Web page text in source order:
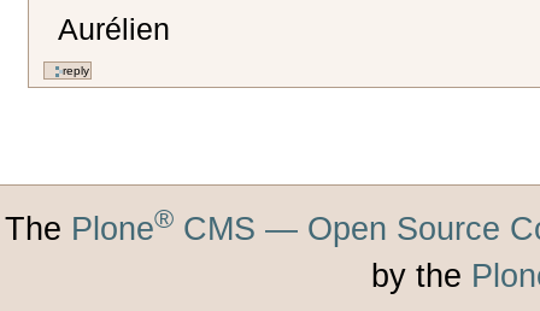
Aurélien
The Plone® CMS — Open Source
by the